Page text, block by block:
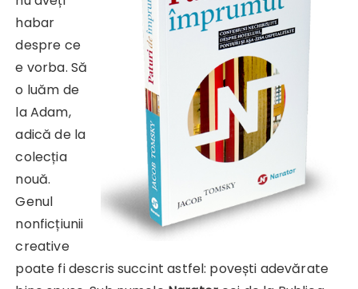
habar
despre ce
e vorba. Să
o luăm de
la Adam,
adică de la
colecția
nouă.
Genul
nonficțiunii
creative
poate fi descris succint astfel: povești adevărate